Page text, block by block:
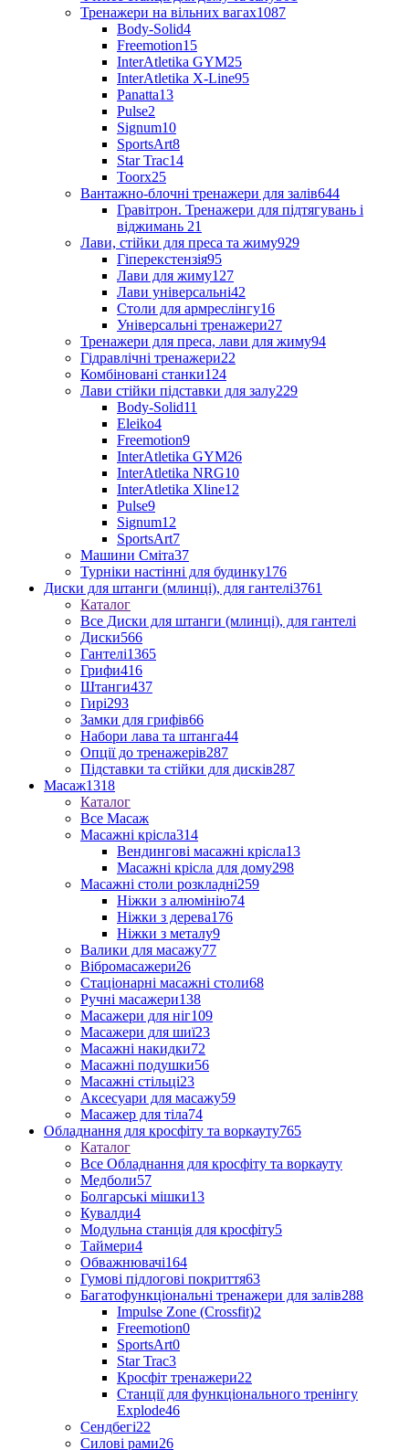
Тренажери на вільних вагах1087
Body-Solid4
Freemotion15
InterAtletika GYM25
InterAtletika X-Line95
Panatta13
Pulse2
Signum10
SportsArt8
Star Trac14
Toorx25
Вантажно-блочні тренажери для залів644
Гравітрон. Тренажери для підтягувань і
віджимань 21
Лави, стійки для преса та жиму929
Гіперекстензія95
Лави для жиму127
Лави універсальні42
Столи для армреслінгу16
Універсальні тренажери27
Тренажери для преса, лави для жиму94
Гідравлічні тренажери22
Комбіновані станки124
Лави стійки підставки для залу229
Body-Solid11
Eleiko4
Freemotion9
InterAtletika GYM26
InterAtletika NRG10
InterAtletika Xline12
Pulse9
Signum12
SportsArt7
Машини Сміта37
Турніки настінні для будинку176
Диски для штанги (млинці), для гантелі3761
Каталог
Все Диски для штанги (млинці), для гантелі
Диски566
Гантелі1365
Грифи416
Штанги437
Гирі293
Замки для грифів66
Набори лава та штанга44
Опції до тренажерів287
Підставки та стійки для дисків287
Масаж1318
Каталог
Все Масаж
Масажні крісла314
Вендингові масажні крісла13
Масажні крісла для дому298
Масажні столи розкладні259
Ніжки з алюмінію74
Ніжки з дерева176
Ніжки з металу9
Валики для масажу77
Вібромасажери26
Стаціонарні масажні столи68
Ручні масажери138
Масажери для ніг109
Масажери для шиї23
Масажні накидки72
Масажні подушки56
Масажні стільці23
Аксесуари для масажу59
Масажер для тіла74
Обладнання для кросфіту та воркауту765
Каталог
Все Обладнання для кросфіту та воркауту
Медболи57
Болгарські мішки13
Кувалди4
Модульна станція для кросфіту5
Таймери4
Обважнювачі164
Гумові підлогові покриття63
Багатофункціональні тренажери для залів288
Impulse Zone (Crossfit)2
Freemotion0
SportsArt0
Star Trac3
Кросфіт тренажери22
Станції для функціонального тренінгу
Explode46
Сендбегі22
Силові рами26